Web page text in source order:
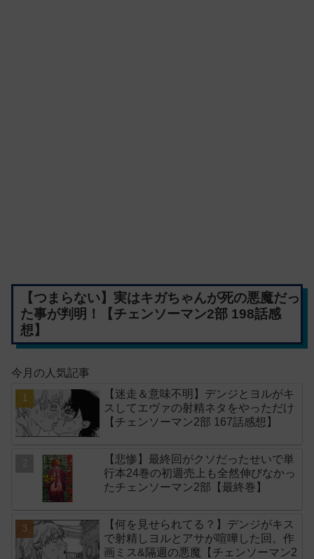
【つまらない】実はキガちゃんが死の悪魔だっ
た事が判明！【チェンソーマン2部 198話感
想】
今月の人気記事
【迷走＆意味不明】デンジとヨルがキ
スしてエヴァの射精ネタをやっただけ
【チェンソーマン2部 167話感想】
【悲惨】最終回がクソだったせいで単
行本24巻の初週売上も全然伸びなかっ
たチェンソーマン2部【最終巻】
【何を見せられてる？】デンジがキス
で射精しヨルとアサが喧嘩した回。作
画ミス&隔週の悪魔【チェンソーマン2